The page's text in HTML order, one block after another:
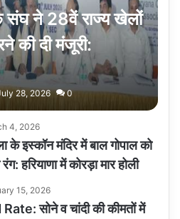
संघ ने 28वें राज्य खेलों
की दी मंजूरी:
28, 2026 0
4, 2026
के इस्कॉन मंदिर में बाल गोपाल को
हरियाणा में कोरड़ा मार होली
15, 2026
सोने व चांदी की कीमतों में